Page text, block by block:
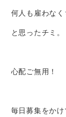
何人も雇わなく
と思ったチミ。
心配ご無用！
毎日募集をかけ